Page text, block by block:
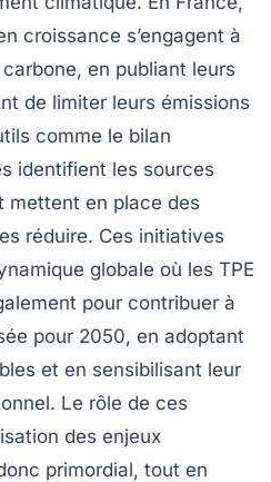
croissance s’engagent à
, en publiant leurs
de limiter leurs émissions
comme le bilan
identifient les sources
mettent en place des
réduire. Ces initiatives
globale où les TPE
pour contribuer à
pour 2050, en adoptant
et en sensibilisant leur
Le rôle de ces
des enjeux
primordial, tout en